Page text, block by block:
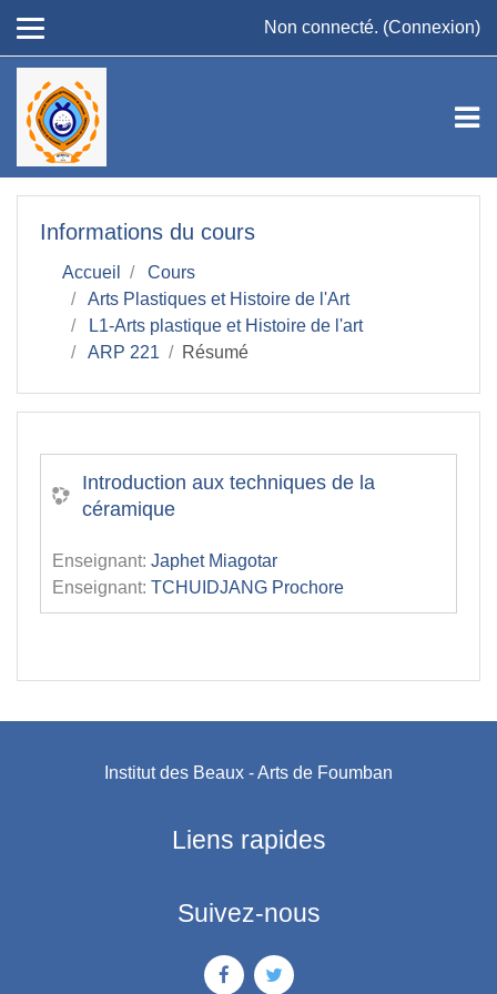
Non connecté. (Connexion)
Informations du cours
Accueil
Cours
Arts Plastiques et Histoire de l'Art
L1-Arts plastique et Histoire de l'art
ARP 221
Résumé
Introduction aux techniques de la
céramique
Enseignant: Japhet Miagotar
Enseignant: TCHUIDJANG Prochore
Institut des Beaux - Arts de Foumban
Liens rapides
Suivez-nous